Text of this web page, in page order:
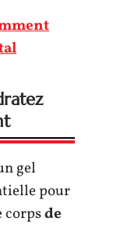
gel
pour
corpsde